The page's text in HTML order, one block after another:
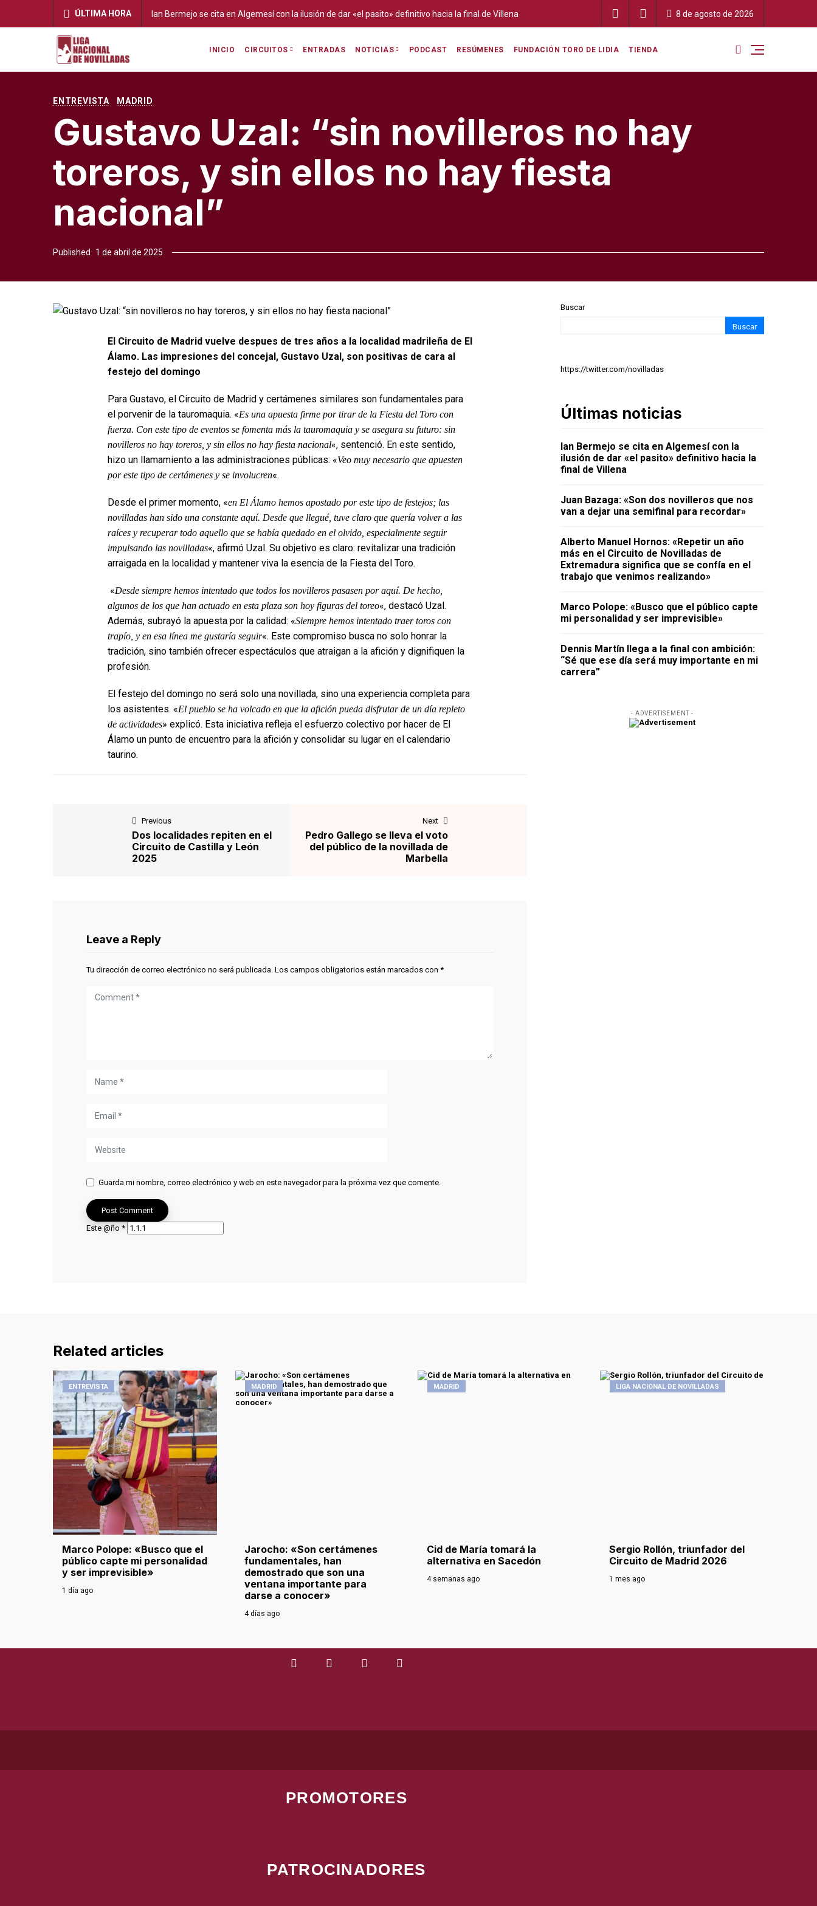
ÚLTIMA HORA Ian Bermejo se cita en Algemesí con la ilusión de dar «el pasito» definitivo hacia la final de Villena 8 de agosto de 2026
INICIO CIRCUITOS ENTRADAS NOTICIAS PODCAST RESÚMENES FUNDACIÓN TORO DE LIDIA TIENDA
ENTREVISTA MADRID
Gustavo Uzal: “sin novilleros no hay
toreros, y sin ellos no hay fiesta
nacional”
Published 1 de abril de 2025
El Circuito de Madrid vuelve despues de tres años a la localidad madrileña de El
Álamo. Las impresiones del concejal, Gustavo Uzal, son positivas de cara al
festejo del domingo
Para Gustavo, el Circuito de Madrid y certámenes similares son fundamentales para
el porvenir de la tauromaquia. «Es una apuesta firme por tirar de la Fiesta del Toro con
fuerza. Con este tipo de eventos se fomenta más la tauromaquia y se asegura su futuro: sin
novilleros no hay toreros, y sin ellos no hay fiesta nacional«, sentenció. En este sentido,
hizo un llamamiento a las administraciones públicas: «Veo muy necesario que apuesten
por este tipo de certámenes y se involucren«.
Desde el primer momento, «en El Álamo hemos apostado por este tipo de festejos; las
novilladas han sido una constante aquí. Desde que llegué, tuve claro que quería volver a las
raíces y recuperar todo aquello que se había quedado en el olvido, especialmente seguir
impulsando las novilladas«, afirmó Uzal. Su objetivo es claro: revitalizar una tradición
arraigada en la localidad y mantener viva la esencia de la Fiesta del Toro.
«Desde siempre hemos intentado que todos los novilleros pasasen por aquí. De hecho,
algunos de los que han actuado en esta plaza son hoy figuras del toreo«, destacó Uzal.
Además, subrayó la apuesta por la calidad: «Siempre hemos intentado traer toros con
trapío, y en esa línea me gustaría seguir«. Este compromiso busca no solo honrar la
tradición, sino también ofrecer espectáculos que atraigan a la afición y dignifiquen la
profesión.
El festejo del domingo no será solo una novillada, sino una experiencia completa para
los asistentes. «El pueblo se ha volcado en que la afición pueda disfrutar de un día repleto
de actividades» explicó. Esta iniciativa refleja el esfuerzo colectivo por hacer de El
Álamo un punto de encuentro para la afición y consolidar su lugar en el calendario
taurino.
Previous
Dos localidades repiten en el
Circuito de Castilla y León
2025
Next
Pedro Gallego se lleva el voto
del público de la novillada de
Marbella
Leave a Reply
Tu dirección de correo electrónico no será publicada. Los campos obligatorios están marcados con *
Guarda mi nombre, correo electrónico y web en este navegador para la próxima vez que comente.
Este @ño *
Buscar
Buscar
https://twitter.com/novilladas
Últimas noticias
Ian Bermejo se cita en Algemesí con la
ilusión de dar «el pasito» definitivo hacia la
final de Villena
Juan Bazaga: «Son dos novilleros que nos
van a dejar una semifinal para recordar»
Alberto Manuel Hornos: «Repetir un año
más en el Circuito de Novilladas de
Extremadura significa que se confía en el
trabajo que venimos realizando»
Marco Polope: «Busco que el público capte
mi personalidad y ser imprevisible»
Dennis Martín llega a la final con ambición:
“Sé que ese día será muy importante en mi
carrera”
- ADVERTISEMENT -
Related articles
ENTREVISTA
Marco Polope: «Busco que el
público capte mi personalidad
y ser imprevisible»
1 día ago
MADRID
Jarocho: «Son certámenes
fundamentales, han
demostrado que son una
ventana importante para
darse a conocer»
4 días ago
MADRID
Cid de María tomará la
alternativa en Sacedón
4 semanas ago
LIGA NACIONAL DE NOVILLADAS
Sergio Rollón, triunfador del
Circuito de Madrid 2026
1 mes ago
PROMOTORES
PATROCINADORES